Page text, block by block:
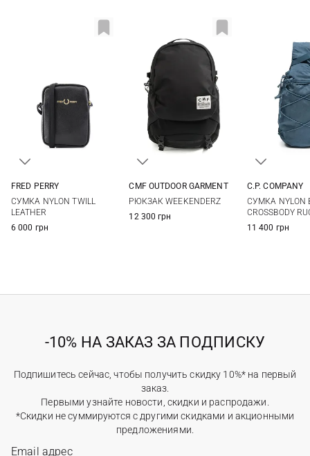
FRED PERRY
СУМКА NYLON TWILL
LEATHER
6 000 грн
CMF OUTDOOR GARMENT
РЮКЗАК WEEKENDERZ
12 300 грн
C.P. COMPANY
СУМКА NYLON
CROSSBODY
11 400 грн
-10% НА ЗАКАЗ ЗА ПОДПИСКУ
Подпишитесь сейчас, чтобы получить скидку 10%* на первый
заказ.
Первыми узнайте новости, скидки и распродажи.
*Скидки не суммируются с другими скидками и акционными
предложениями.